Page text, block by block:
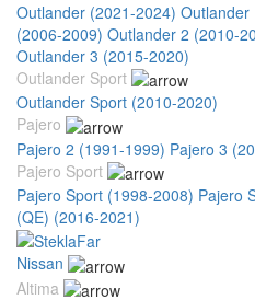
Outlander (2021-2024) Outlander
(2006-2009) Outlander 2 (2010-
Outlander 3 (2015-2020)
Outlander Sport
Outlander Sport (2010-2020)
Pajero
Pajero 2 (1991-1999) Pajero 3
Pajero Sport
Pajero Sport (1998-2008) Pajero
(QE) (2016-2021)
Nissan
Altima